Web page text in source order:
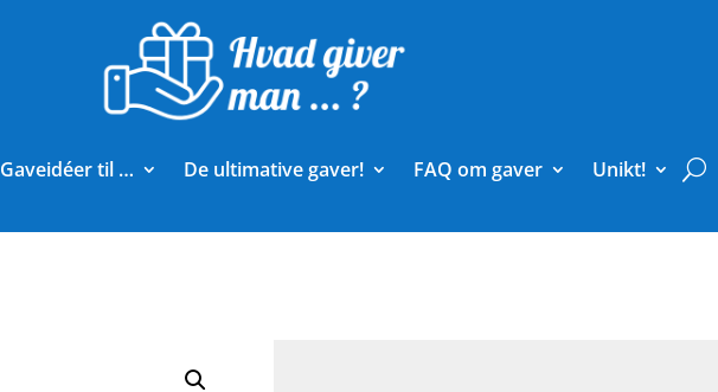
Gaveidéer til … De ultimative gaver! FAQ om gaver Unikt!